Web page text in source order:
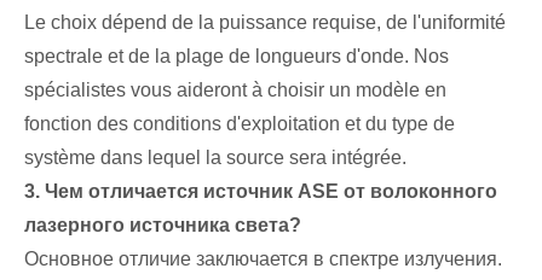
Le choix dépend de la puissance requise, de l'uniformité
spectrale et de la plage de longueurs d'onde. Nos
spécialistes vous aideront à choisir un modèle en
fonction des conditions d'exploitation et du type de
système dans lequel la source sera intégrée.
3. Чем отличается источник ASE от волоконного
лазерного источника света?
Основное отличие заключается в спектре излучения.